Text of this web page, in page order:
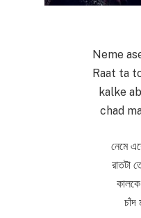
Neme
Raat ta
kalke
chad
নেমে
রাতটা
চাঁদ